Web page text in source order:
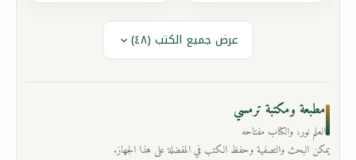
عرض جميع الكتب (٤٨)
مطبعة ومكتبة ترمسي
العلم نور، والكتاب مفتاحه
يمكن البحث والتصفية وحفظ الكتب في المفضلة على هذا الجهاز.